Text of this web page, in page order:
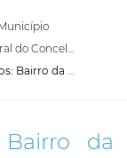
de Cascais
da Torre
da